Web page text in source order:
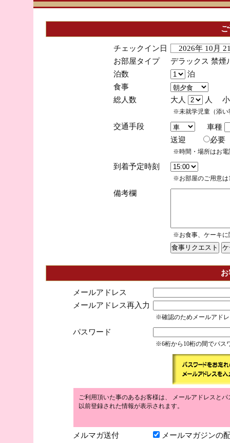
チェックイン日
2026年 10月
お部屋タイプ
デラックス 禁煙
泊数
泊
食事
総人数
大人 人 小
※未就学児童（添い
交通手段
車種
送迎
必
※時間・場所はお電
到着予定時刻
※お部屋のご用意は
備考欄
※お食事、ケーキに
メールアドレス
メールアドレス再入力
※確認のためメールアド
パスワード
※6桁から10桁の間でパス
ご利用頂いた事のあるお客様は、 メールアドレスと
以前登録された情報が表示されます。
メルマガ送付 メールマガジンの